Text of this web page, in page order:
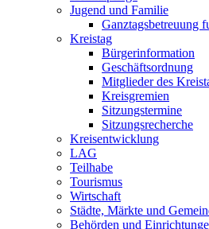
Jugend und Familie
Ganztagsbetreuung
Kreistag
Bürgerinformation
Geschäftsordnung
Mitglieder des
Kreisgremien
Sitzungstermine
Sitzungsrecherche
Kreisentwicklung
LAG
Teilhabe
Tourismus
Wirtschaft
Städte, Märkte und
Behörden und